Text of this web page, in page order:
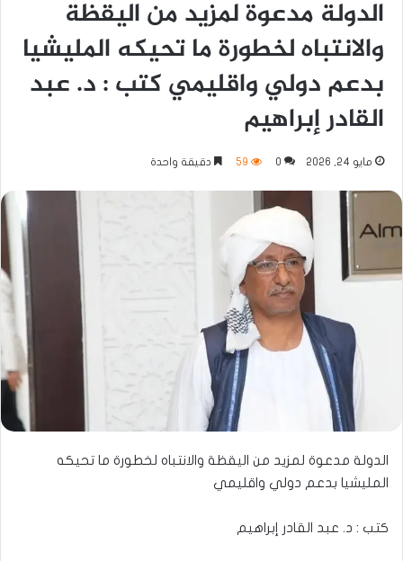
الدولة مدعوة لمزيد من اليقظة
والانتباه لخطورة ما تحيكه المليشيا
بدعم دولي واقليمي كتب : د. عبد
القادر إبراهيم
مايو 24, 2026 0
59 دقيقة واحدة
الدولة مدعوة لمزيد من اليقظة والانتباه لخطورة ما تحيكه
المليشيا بدعم دولي واقليمي
كتب : د. عبد القادر إبراهيم